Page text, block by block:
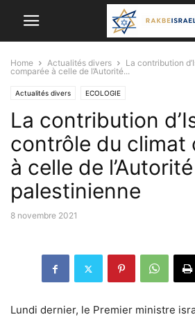
Home Actualités divers
La contribution
comparée à celle de l’Autorité...
Actualités divers ECOLOGIE
La contribution
contrôle du climat
à celle de l’Autorité
palestinienne
8 novembre 2021
Lundi dernier, le Premier ministre